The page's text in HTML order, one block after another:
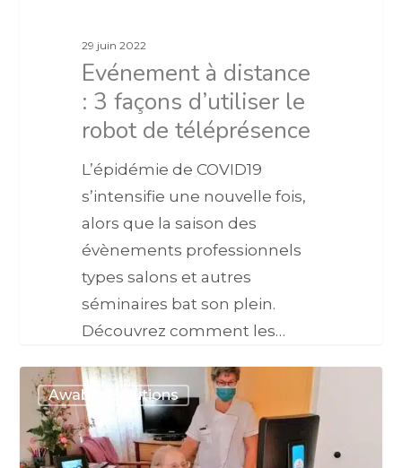
29 juin 2022
Evénement à distance
: 3 façons d’utiliser le
robot de téléprésence
L’épidémie de COVID19
s’intensifie une nouvelle fois,
alors que la saison des
évènements professionnels
types salons et autres
séminaires bat son plein.
Découvrez comment les…
Awabot Solutions